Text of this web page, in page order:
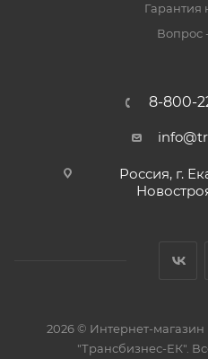
Гарантия
Вопрос
8-800-
Россия, г.
2026 © Интернет-магазин
"Трансбизнес-ЕК".